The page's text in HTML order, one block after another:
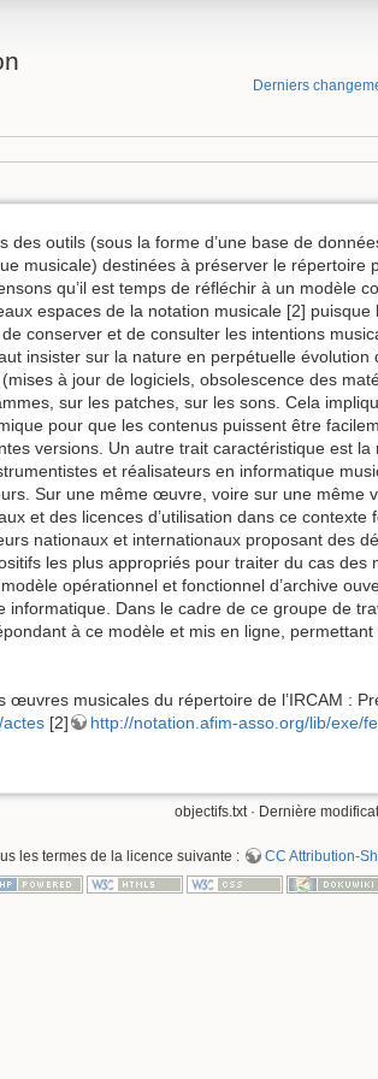
Derniers
des outils (sous la forme d’une base de
musicale) destinées à préserver le répertoire
qu’il est temps de réfléchir à un modèle
espaces de la notation musicale [2] puisque
conserver et de consulter les intentions
insister sur la nature en perpétuelle évolution
à jour de logiciels, obsolescence des
sur les patches, sur les sons. Cela
pour que les contenus puissent être
versions. Un autre trait caractéristique est
et réalisateurs en informatique
Sur une même œuvre, voire sur une même
et des licences d’utilisation dans ce
nationaux et internationaux proposant des
les plus appropriés pour traiter du cas des
opérationnel et fonctionnel d’archive
Dans le cadre de ce groupe de
à ce modèle et mis en ligne,
musicales du répertoire de l’IRCAM :
[2] http://notation.afim-asso.org/lib/exe/
objectifs.txt· Dernière
les termes de la licence suivante : CC Attribution-